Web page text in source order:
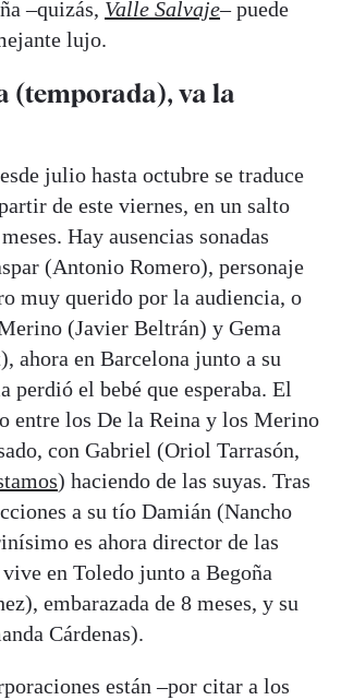
–quizás, Valle Salvaje– puede
lujo.
(temporada), va la
julio hasta octubre se traduce
de este viernes, en un salto
Hay ausencias sonadas
(Antonio Romero), personaje
muy querido por la audiencia, o
(Javier Beltrán) y Gema
ahora en Barcelona junto a su
perdió el bebé que esperaba. El
entre los De la Reina y los Merino
con Gabriel (Oriol Tarrasón,
) haciendo de las suyas. Tras
a su tío Damián (Nancho
es ahora director de las
en Toledo junto a Begoña
embarazada de 8 meses, y su
Cárdenas).
están –por citar a los